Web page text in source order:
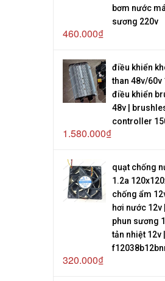
bơm nước
sương 220v
460.000₫
điều khiển
than 48v/60v
điều khiển
48v |
controller
1.580.000₫
quạt chống
1.2a
chống ẩm
hơi nước 12v
phun sương
tản nhiệt 12v |
320.000₫